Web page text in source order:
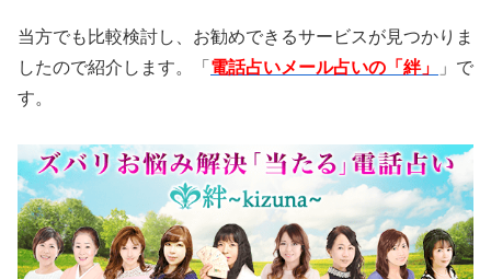
当方でも比較検討し、お勧めできるサービスが見つかりま
したので紹介します。「 電話占いメール占いの「絆」
」で
す。